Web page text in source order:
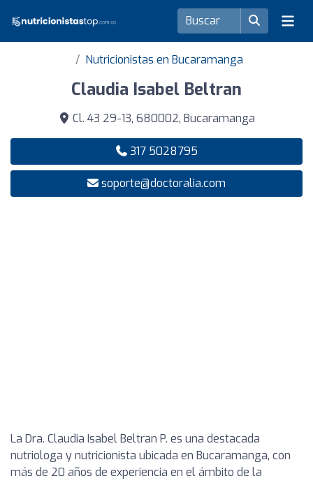
Nutricionistas en Bucaramanga
Claudia Isabel Beltran
Cl. 43 29-13, 680002, Bucaramanga
317 5028795
soporte@doctoralia.com
La Dra. Claudia Isabel Beltran P. es una destacada
nutriologa y nutricionista ubicada en Bucaramanga, con
más de 20 años de experiencia en el ámbito de la